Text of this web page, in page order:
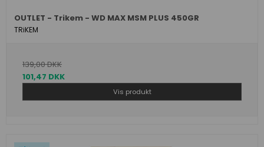
OUTLET - Trikem - WD MAX MSM PLUS 450GR
TRiKEM
139,00 DKK
101,47 DKK
Vis produkt